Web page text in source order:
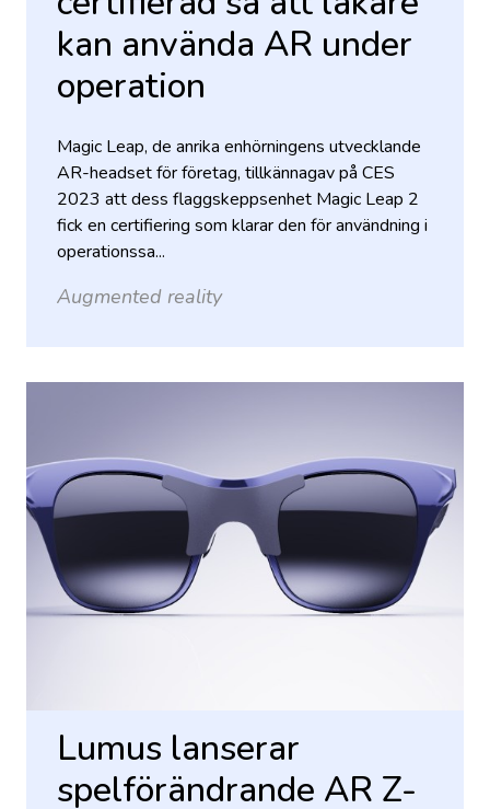
kan använda AR under
operation
Magic Leap, de anrika enhörningens utvecklande
AR-headset för företag, tillkännagav på CES
2023 att dess flaggskeppsenhet Magic Leap 2
fick en certifiering som klarar den för användning i
operationssa...
Augmented reality
Lumus lanserar
spelförändrande AR Z-